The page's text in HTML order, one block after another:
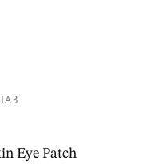
Eye Patch